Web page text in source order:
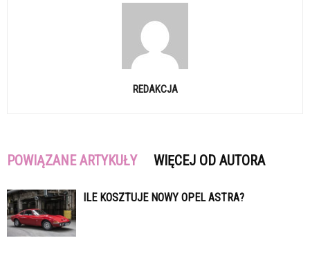
REDAKCJA
POWIĄZANE ARTYKUŁY WIĘCEJ OD AUTORA
ILE KOSZTUJE NOWY OPEL ASTRA?